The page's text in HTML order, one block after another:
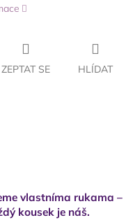
ZEPTAT SE HLÍDAT
vlastníma rukama –
kousek je náš.